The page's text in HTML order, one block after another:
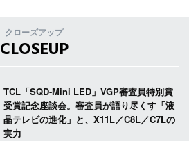
クローズアップ
CLOSEUP
TCL「SQD-Mini LED」VGP審査員特別賞
受賞記念座談会。審査員が語り尽くす「液
晶テレビの進化」と、X11L／C8L／C7Lの
実力